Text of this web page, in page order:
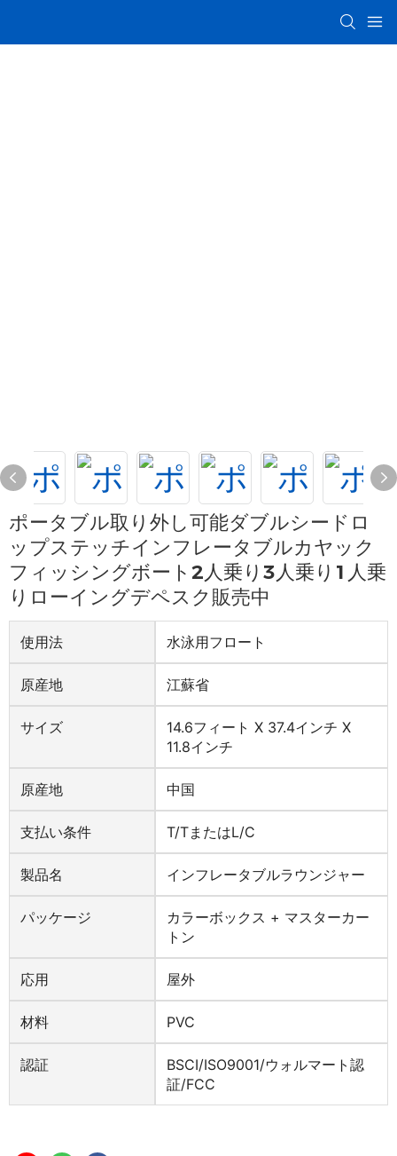
ポータブル取り外し可能ダブルシードロ
ップステッチインフレータブルカヤック
フィッシングボート2人乗り3人乗り1人乗
りローイングデペスク販売中
使用法 水泳用フロート
原産地 江蘇省
サイズ
14.6フィート X 37.4インチ X
11.8インチ
原産地 中国
支払い条件 T/Tまたはl/c
製品名 インフレータブルラウンジャー
パッケージ
カラーボックス + マスターカー
トン
応用 屋外
材料 PVC
認証
BSCI/ISO9001/ウォルマート認
証/FCC